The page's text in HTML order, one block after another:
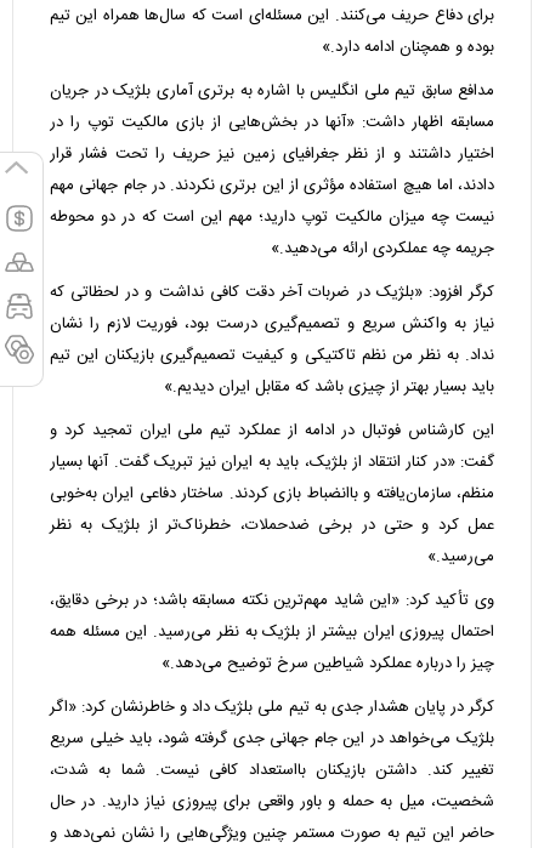
برای دفاع حریف می‌کنند. این مسئله‌ای است که سال‌ها همراه این تیم
بوده و همچنان ادامه دارد.»
مدافع سابق تیم ملی انگلیس با اشاره به برتری آماری بلژیک در جریان
مسابقه اظهار داشت: «آنها در بخش‌هایی از بازی مالکیت توپ را در
اختیار داشتند و از نظر جغرافیای زمین نیز حریف را تحت فشار قرار
دادند، اما هیچ استفاده مؤثری از این برتری نکردند. در جام جهانی مهم
نیست چه میزان مالکیت توپ دارید؛ مهم این است که در دو محوطه
جریمه چه عملکردی ارائه می‌دهید.»
کرگر افزود: «بلژیک در ضربات آخر دقت کافی نداشت و در لحظاتی که
نیاز به واکنش سریع و تصمیم‌گیری درست بود، فوریت لازم را نشان
نداد. به نظر من نظم تاکتیکی و کیفیت تصمیم‌گیری بازیکنان این تیم
باید بسیار بهتر از چیزی باشد که مقابل ایران دیدیم.»
این کارشناس فوتبال در ادامه از عملکرد تیم ملی ایران تمجید کرد و
گفت: «در کنار انتقاد از بلژیک، باید به ایران نیز تبریک گفت. آنها بسیار
منظم، سازمان‌یافته و باانضباط بازی کردند. ساختار دفاعی ایران به‌خوبی
عمل کرد و حتی در برخی ضدحملات، خطرناک‌تر از بلژیک به نظر
می‌رسید.»
وی تأکید کرد: «این شاید مهم‌ترین نکته مسابقه باشد؛ در برخی دقایق،
احتمال پیروزی ایران بیشتر از بلژیک به نظر می‌رسید. این مسئله همه
چیز را درباره عملکرد شیاطین سرخ توضیح می‌دهد.»
کرگر در پایان هشدار جدی به تیم ملی بلژیک داد و خاطرنشان کرد: «اگر
بلژیک می‌خواهد در این جام جهانی جدی گرفته شود، باید خیلی سریع
تغییر کند. داشتن بازیکنان بااستعداد کافی نیست. شما به شدت،
شخصیت، میل به حمله و باور واقعی برای پیروزی نیاز دارید. در حال
حاضر این تیم به صورت مستمر چنین ویژگی‌هایی را نشان نمی‌دهد و